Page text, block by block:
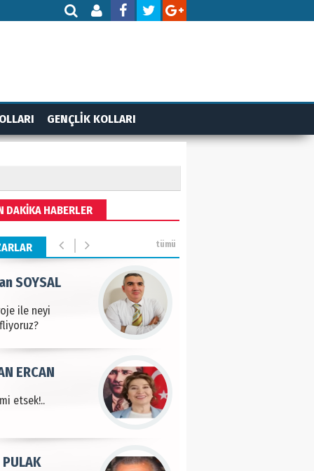
GENÇLİK KOLLARI
DAKİKA HABERLER
tümü
TAŞDEMİR
- Sağlık turizminde
başarı…
BULUZ
tarımla para
ile neyi
SOYSAL
etsek!..
ERCAN
PULAK